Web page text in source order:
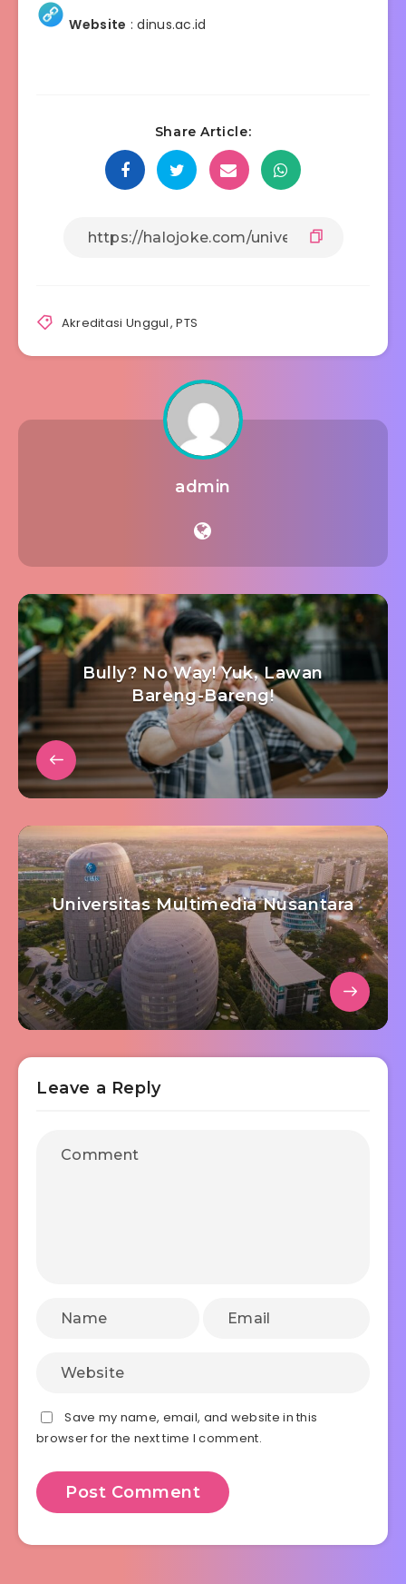
Website :dinus.ac.id
Share Article:
Akreditasi Unggul,PTS
admin
Bully? No Way! Yuk, Lawan
Bareng-Bareng!
Universitas Multimedia Nusantara
Leave a Reply
Save my name, email, and website in this
browser for the next time I comment.